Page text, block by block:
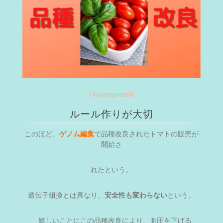
Uncategorized
ルール作りが大切
このほど、 ゲノム編集で品種改良されたトマトの販売が
開始さ
れたという。
遺伝子組換とは異なり、 安全性も変わらないという。
嬉しいことにこの品種改良により、血圧を下げる